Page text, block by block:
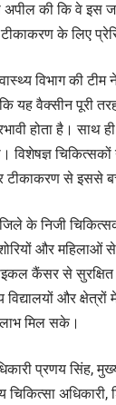
अपील की कि वे इस
के लिए
विभाग की
यह वैक्सीन पूरी
होता है। साथ
विशेषज्ञ
टीकाकरण से इससे
के निजी
और
कैंसर से सुरक्षित
और
लाभ मिल सके।
प्रणय सिंह,
अधिकारी,